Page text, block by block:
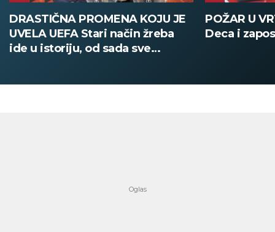
DRASTIČNA PROMENA KOJU JE
UVELA UEFA Stari način žreba
ide u istoriju, od sada sve
POŽAR U
Deca i